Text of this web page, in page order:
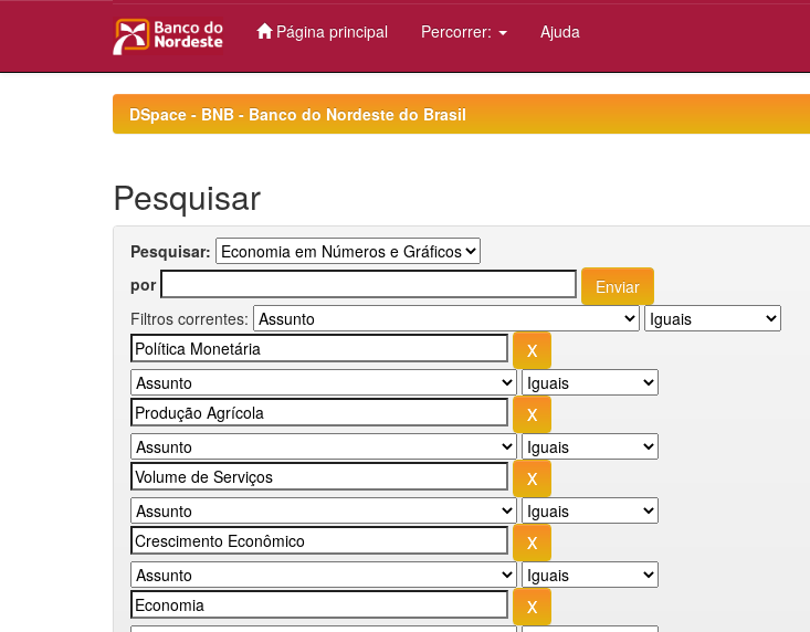
Página principal Percorrer: Ajuda
DSpace - BNB - Banco do Nordeste do Brasil
Pesquisar
Pesquisar:
por
Filtros correntes: